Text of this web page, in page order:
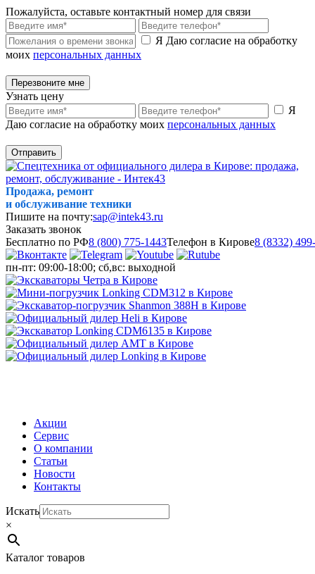
Пожалуйста, оставьте контактный номер для связи
Я Даю согласие на обработку
моих персональных данных
Перезвоните мне
Узнать цену
Я
Даю согласие на обработку моих персональных данных
Отправить
Продажа, ремонт
и обслуживание техники
Пишите на почту:sap@intek43.ru
Заказать звонок
Бесплатно по РФ8 (800) 775-1443Телефон в Кирове8 (8332)
пн-пт: 09:00-18:00; сб,вс: выходной
Акции
Сервис
О компании
Статьи
Новости
Контакты
Искать
×
Каталог товаров